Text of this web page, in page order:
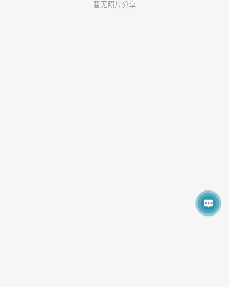
暂无照片分享